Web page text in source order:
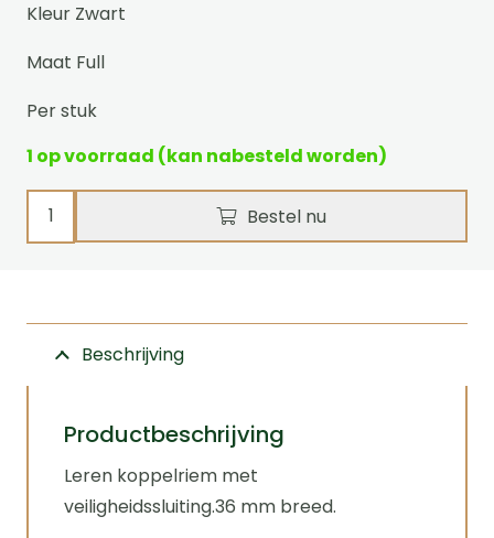
Kleur Zwart
Maat Full
Per stuk
1 op voorraad (kan nabesteld worden)
Koppelriem
met
aantal
Bestel nu
Beschrijving
Productbeschrijving
Leren koppelriem met
veiligheidssluiting.36 mm breed.